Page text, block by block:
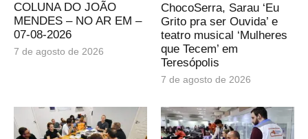
COLUNA DO JOÃO
MENDES – NO AR EM –
07-08-2026
7 de agosto de 2026
ChocoSerra, Sarau ‘Eu
Grito pra ser Ouvida’ e
teatro musical ‘Mulheres
que Tecem’ em
Teresópolis
7 de agosto de 2026